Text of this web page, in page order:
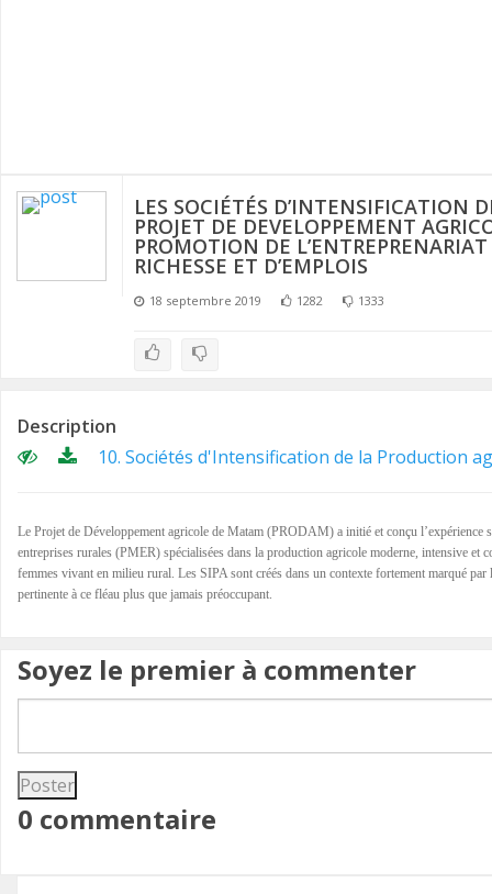
LES SOCIÉTÉS D’INTENSIFICATION
PROJET DE DEVELOPPEMENT
PROMOTION DE
RICHESSE ET D’EMPLOIS
18 septembre 2019 1282 1333
Description
10. Sociétés d'Intensification de la Production
Le Projet de Développement agricole de Matam (PRODAM) a initié et conçu
entreprises rurales (PMER) spécialisées dans la production agricole moderne, intensive et
femmes vivant en milieu rural. Les SIPA sont créés dans un contexte fortement marqué
pertinente à ce fléau plus que jamais préoccupant.
Soyez le premier à commenter
0 commentaire